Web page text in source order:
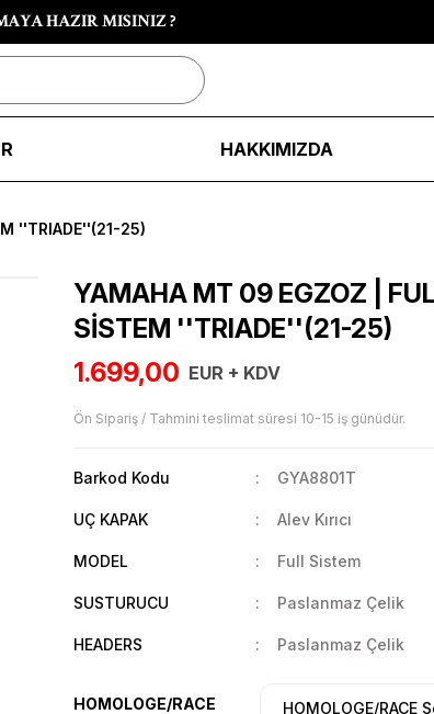
HAZIR MISINIZ ?
HAKKIMIZDA
''TRIADE''(21-25)
YAMAHA MT 09 EGZOZ |
SİSTEM ''TRIADE''(21-25)
1.699,00 EUR + KDV
Ön Sipariş / Tahmini teslimat süresi 10-15 iş günüdür.
Barkod Kodu GYA8801T
UÇ KAPAK Alev Kırıcı
MODEL Full Sistem
SUSTURUCU Paslanmaz Çelik
HEADERS Paslanmaz Çelik
HOMOLOGE/RACE